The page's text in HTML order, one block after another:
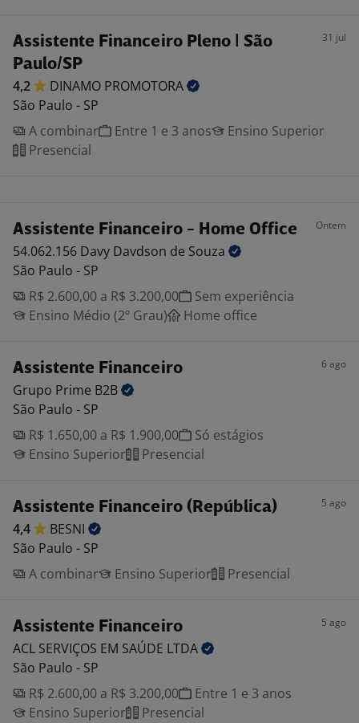
Assistente Financeiro Pleno | São
Paulo/SP
31 jul
4,2 DINAMO PROMOTORA
São Paulo - SP
A combinar
Entre 1 e 3 anos
Ensino Superior
Presencial
Assistente Financeiro - Home Office Ontem
54.062.156 Davy Davdson de Souza
São Paulo - SP
R$ 2.600,00 a R$ 3.200,00
Sem experiência
Ensino Médio (2º Grau)
Home office
Assistente Financeiro 6 ago
Grupo Prime B2B
São Paulo - SP
R$ 1.650,00 a R$ 1.900,00
Só estágios
Ensino Superior
Presencial
Assistente Financeiro (República) 5 ago
4,4
BESNI
São Paulo - SP
A combinar
Ensino Superior Presencial
Assistente Financeiro 5 ago
ACL SERVIÇOS EM SAÚDE LTDA
São Paulo - SP
R$ 2.600,00 a R$ 3.200,00
Entre 1 e 3 anos
Ensino Superior
Presencial